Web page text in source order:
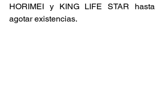
HORIMEI y KING LIFE STAR hasta
agotar existencias.